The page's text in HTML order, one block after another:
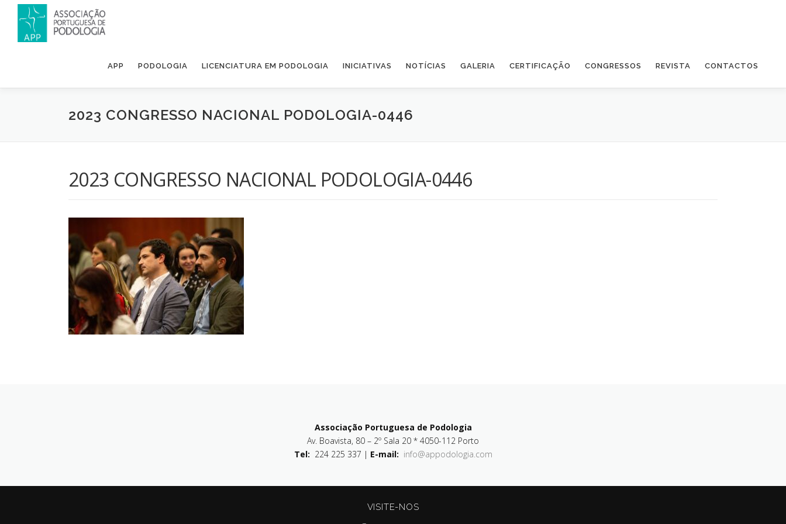
APP PODOLOGIA LICENCIATURA EM PODOLOGIA INICIATIVAS NOTÍCIAS GALERIA CERTIFICAÇÃO CONGRESSOS REVISTA CONTACTOS
2023 CONGRESSO NACIONAL PODOLOGIA-0446
2023 CONGRESSO NACIONAL PODOLOGIA-0446
Associação Portuguesa de Podologia
Av. Boavista, 80 – 2º Sala 20 * 4050-112 Porto
Tel: 224 225 337 | E-mail: info@appodologia.com
VISITE-NOS